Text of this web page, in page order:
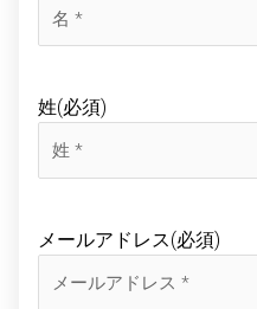
姓(必須)
メールアドレス(必須)